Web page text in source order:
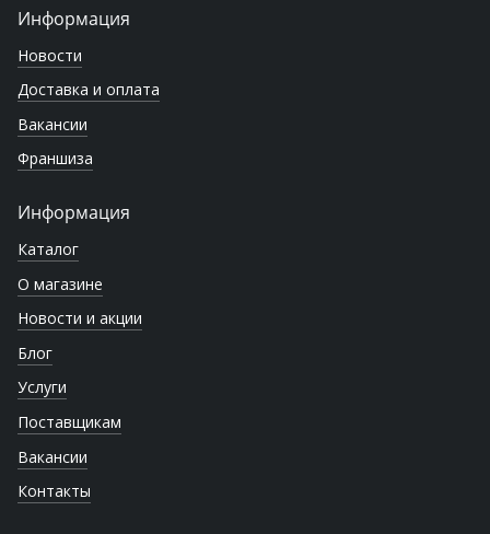
Информация
Новости
Доставка и оплата
Вакансии
Франшиза
Информация
Каталог
О магазине
Новости и акции
Блог
Услуги
Поставщикам
Вакансии
Контакты